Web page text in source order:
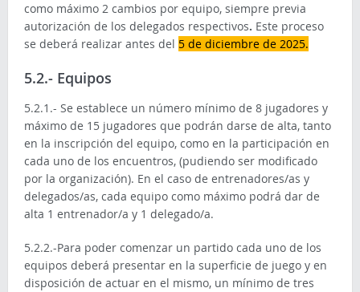
como máximo 2 cambios por equipo, siempre previa
autorización de los delegados respectivos. Este proceso
se deberá realizar antes del 5 de diciembre de 2025.
5.2.- Equipos
5.2.1.- Se establece un número mínimo de 8 jugadores y
máximo de 15 jugadores que podrán darse de alta, tanto
en la inscripción del equipo, como en la participación en
cada uno de los encuentros, (pudiendo ser modificado
por la organización). En el caso de entrenadores/as y
delegados/as, cada equipo como máximo podrá dar de
alta 1 entrenador/a y 1 delegado/a.
5.2.2.-Para poder comenzar un partido cada uno de los
equipos deberá presentar en la superficie de juego y en
disposición de actuar en el mismo, un mínimo de tres